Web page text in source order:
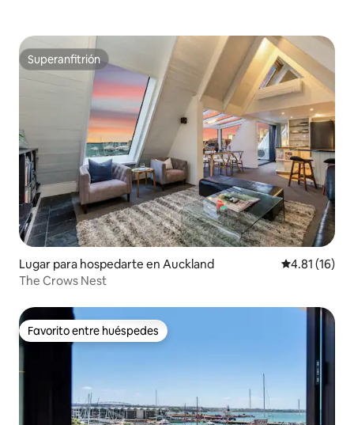
Superanfitrión
Superanfitrión
Lugar para hospedarte en Auckland Calificación
4.81 (16)
The Crows Nest
Favorito entre huéspedes
Favorito entre huéspedes